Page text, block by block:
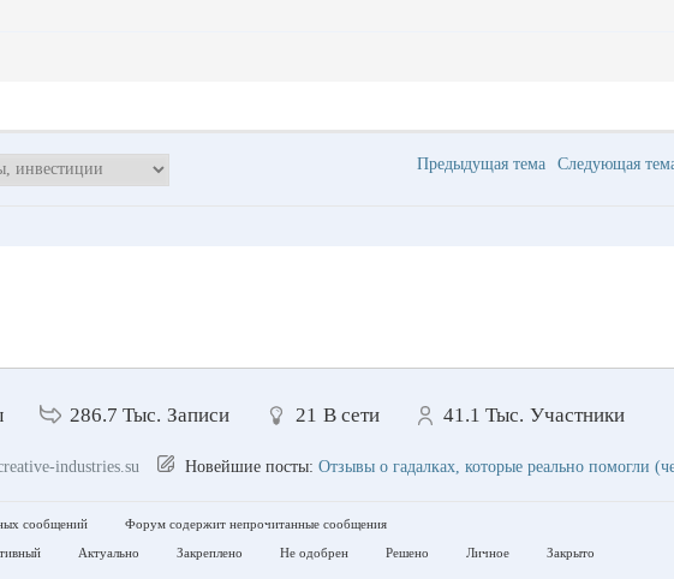
Предыдущая тема Следующая
286.7 Тыс. Записи 21 В сети 41.1 Тыс. Участники
industries.su Новейшие посты: Отзывы о гадалках, которые реально помогли
сообщений
Форум содержит непрочитанные сообщения
Актуально Закреплено Не одобрен Решено Личное Закрыто